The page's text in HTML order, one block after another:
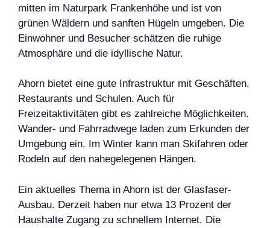
mitten im Naturpark Frankenhöhe und ist von
grünen Wäldern und sanften Hügeln umgeben. Die
Einwohner und Besucher schätzen die ruhige
Atmosphäre und die idyllische Natur.
Ahorn bietet eine gute Infrastruktur mit Geschäften,
Restaurants und Schulen. Auch für
Freizeitaktivitäten gibt es zahlreiche Möglichkeiten.
Wander- und Fahrradwege laden zum Erkunden der
Umgebung ein. Im Winter kann man Skifahren oder
Rodeln auf den nahegelegenen Hängen.
Ein aktuelles Thema in Ahorn ist der Glasfaser-
Ausbau. Derzeit haben nur etwa 13 Prozent der
Haushalte Zugang zu schnellem Internet. Die